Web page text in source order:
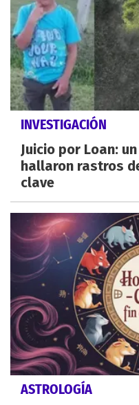
INVESTIGACIÓN
Juicio por Loan:
hallaron rastros
clave
ASTROLOGÍA